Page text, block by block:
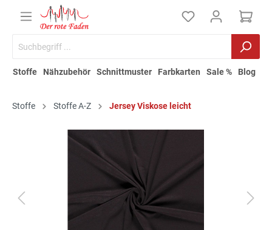
Stoffe Nähzubehör Schnittmuster Farbkarten Sale % Blog
Stoffe Stoffe A-Z Jersey Viskose leicht